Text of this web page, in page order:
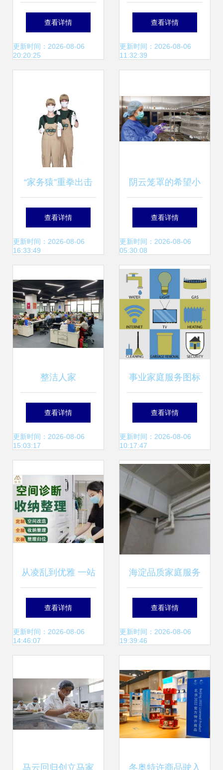
家政服务，点亮品
质生活
查看详情
更新时间：2026-08-06
20:20:25
团支部 以主流思想
学习引领志愿服务
务提质增效
查看详情
更新时间：2026-08-06
11:32:39
“家务猿”重拳出击
粉碎家庭服务行业
痛点，打造年轻透
查看详情
更新时间：2026-08-06
16:33:49
阴云笼罩的希望小
镇 秘密排放的气体
与村民的癌症之谜
查看详情
更新时间：2026-08-06
05:30:08
整洁人家
查看详情
更新时间：2026-08-06
15:03:17
事业家庭服务图标
集 现代家政服务的
视觉革命
查看详情
更新时间：2026-08-06
10:17:47
从凌乱到优雅 一站
式家政服务重塑家
居品质
查看详情
更新时间：2026-08-06
14:46:07
海淀品质家庭服务
专家——北京海淀
家修服务公司供应
查看详情
更新时间：2026-08-06
19:39:46
马云回归创立马家 冬奥特许商品驶入